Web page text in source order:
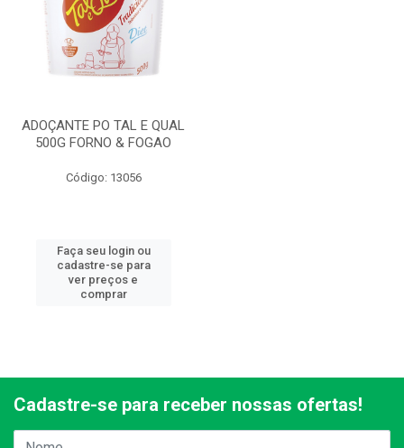
ADOÇANTE PO TAL E QUAL
500G FORNO & FOGAO
Código: 13056
Faça seu login ou
cadastre-se para
ver preços e
comprar
Cadastre-se para receber nossas ofertas!